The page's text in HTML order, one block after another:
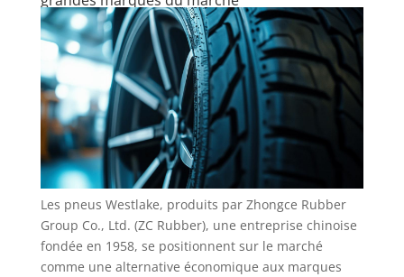
Les pneus Westlake, produits par Zhongce Rubber
Group Co., Ltd. (ZC Rubber), une entreprise chinoise
fondée en 1958, se positionnent sur le marché
comme une alternative économique aux marques